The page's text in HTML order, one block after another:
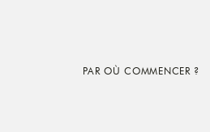
PAR OÙ COMMENCER ?